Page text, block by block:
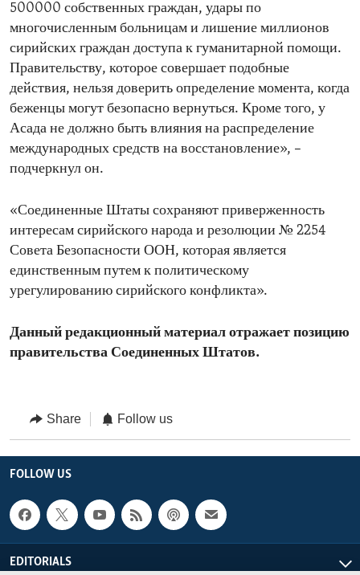
500000 собственных граждан, удары по
многочисленным больницам и лишение миллионов
сирийских граждан доступа к гуманитарной помощи.
Правительству, которое совершает подобные
действия, нельзя доверить определение момента, когда
беженцы могут безопасно вернуться. Кроме того, у
Асада не должно быть влияния на распределение
международных средств на восстановление», –
подчеркнул он.
«Соединенные Штаты сохраняют приверженность
интересам сирийского народа и резолюции № 2254
Совета Безопасности ООН, которая является
единственным путем к политическому
урегулированию сирийского конфликта».
Данный редакционный материал отражает позицию
правительства Соединенных Штатов.
Share Follow us
FOLLOW US
EDITORIALS